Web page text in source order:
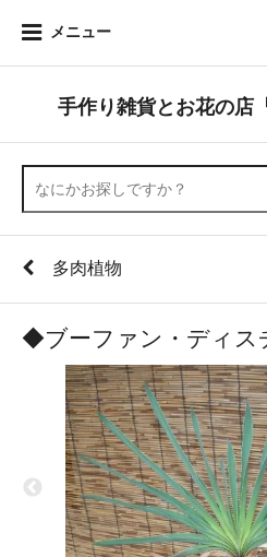
メニュー
手作り雑貨とお花の店
多肉植物
◆ブーファン・ディス